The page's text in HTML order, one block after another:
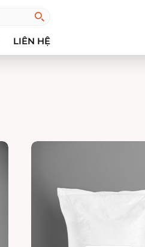
LIÊN HỆ